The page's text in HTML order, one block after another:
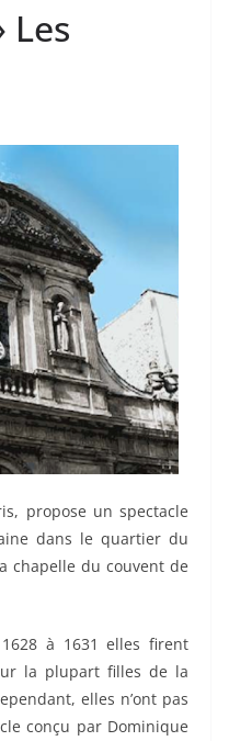
Les
propose un spectacle
dans le quartier du
chapelle du couvent de
à 1631 elles firent
la plupart filles de la
elles n’ont pas
conçu par Dominique